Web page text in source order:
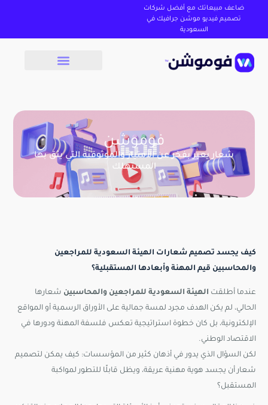
ضاعف مبيعاتك مع أفضل شركات
تصميم فيديو موشن جرافيك في
السعودية
فوموشن
شعار يعبر بفخر عن الأمتياز والموثوقية التي يثق بها
المستهلك
كيف يجسد تصميم شعارات الهيئة السعودية للمراجعين
والمحاسبين قيم المهنة وأبعادها المستقبلية؟
عندما أطلقت الهيئة السعودية للمراجعين والمحاسبين شعارها
الحالي، لم يكن الهدف مجرد لمسة جمالية على الأوراق الرسمية أو المواقع
الإلكترونية، بل كان خطوة استراتيجية تعكس فلسفة المهنة ودورها في
الاقتصاد الوطني.
لكن السؤال الذي يدور في أذهان كثير من المؤسسات: كيف يمكن لتصميم
شعار أن يجسد هوية مهنية عريقة، ويظل قابلًا للتطور لمواكبة
المستقبل؟